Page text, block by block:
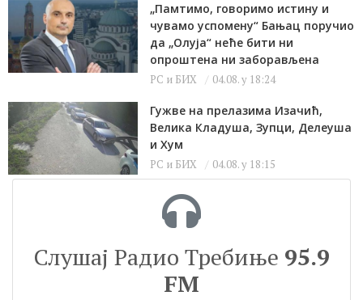
„Памтимо, говоримо истину и
чувамо успомену“ Бањац поручио
да „Олуја“ неће бити ни
опроштена ни заборављена
РС и БИХ 04.08. у 18:24
Гужве на прелазима Изачић,
Велика Кладуша, Зупци, Делеуша
и Хум
РС и БИХ 04.08. у 18:15
Слушај Радио Требиње 95.9
FM